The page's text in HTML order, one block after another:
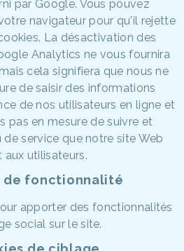
par Google. Vous pouvez
navigateur pour qu'il rejette
La désactivation des
Analytics ne vous fournira
cela signifiera que nous ne
de saisir des informations
de nos utilisateurs en ligne et
pas en mesure de suivre et
service que notre site Web
aux utilisateurs.
de fonctionnalité
apporter des fonctionnalités
social sur le site.